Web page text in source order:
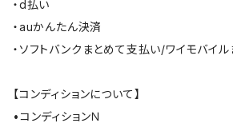
・d払い
・auかんたん決済
・ソフトバンクまとめて支払い/ワイモバイ
【コンディションについて】
•コンディションＮ